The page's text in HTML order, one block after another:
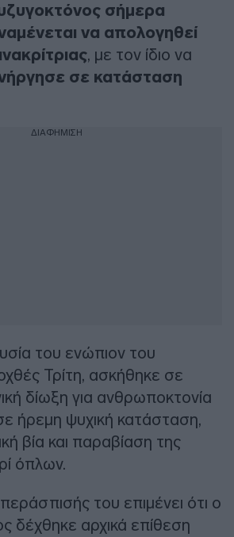
σήμερα
να απολογηθεί
, με τον ίδιο να
σε κατάσταση
ΔΙΑΦΗΜΙΣΗ
του ενώπιον του
Τρίτη, ασκήθηκε σε
δίωξη για ανθρωποκτονία
ήρεμη ψυχική κατάσταση,
βία και παραβίαση της
όπλων.
του επιμένει ότι ο
δέχθηκε αρχικά επίθεση